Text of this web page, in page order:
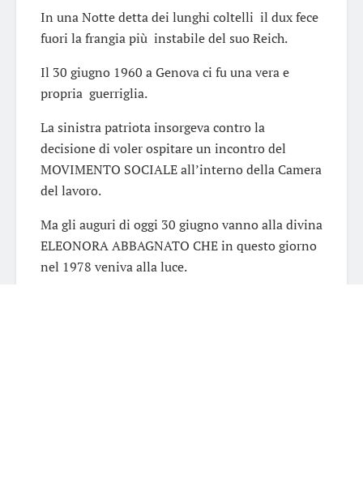
In una Notte detta dei lunghi coltelli il dux fece
fuori la frangia più instabile del suo Reich.
Il 30 giugno 1960 a Genova ci fu una vera e
propria guerriglia.
La sinistra patriota insorgeva contro la
decisione di voler ospitare un incontro del
MOVIMENTO SOCIALE all’interno della Camera
del lavoro.
Ma gli auguri di oggi 30 giugno vanno alla divina
ELEONORA ABBAGNATO CHE in questo giorno
nel 1978 veniva alla luce.